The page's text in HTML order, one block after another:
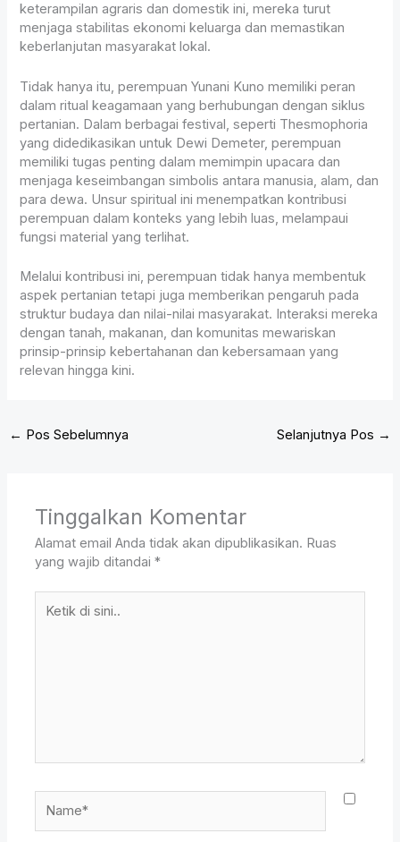
keterampilan agraris dan domestik ini, mereka turut
menjaga stabilitas ekonomi keluarga dan memastikan
keberlanjutan masyarakat lokal.
Tidak hanya itu, perempuan Yunani Kuno memiliki peran
dalam ritual keagamaan yang berhubungan dengan siklus
pertanian. Dalam berbagai festival, seperti Thesmophoria
yang didedikasikan untuk Dewi Demeter, perempuan
memiliki tugas penting dalam memimpin upacara dan
menjaga keseimbangan simbolis antara manusia, alam, dan
para dewa. Unsur spiritual ini menempatkan kontribusi
perempuan dalam konteks yang lebih luas, melampaui
fungsi material yang terlihat.
Melalui kontribusi ini, perempuan tidak hanya membentuk
aspek pertanian tetapi juga memberikan pengaruh pada
struktur budaya dan nilai-nilai masyarakat. Interaksi mereka
dengan tanah, makanan, dan komunitas mewariskan
prinsip-prinsip kebertahanan dan kebersamaan yang
relevan hingga kini.
← Pos Sebelumnya Selanjutnya Pos →
Tinggalkan Komentar
Alamat email Anda tidak akan dipublikasikan. Ruas
yang wajib ditandai*